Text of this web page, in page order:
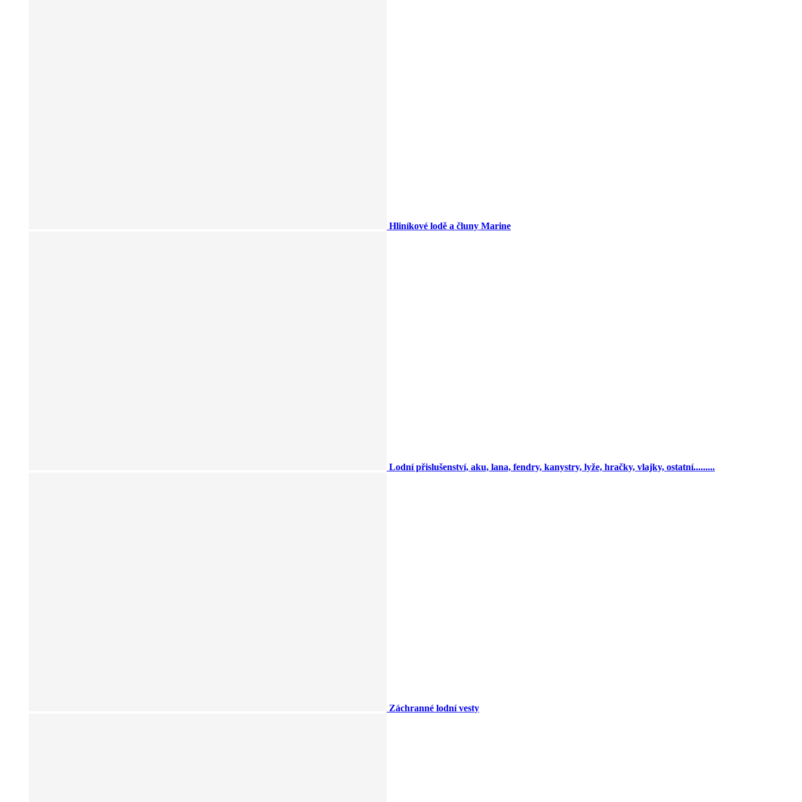
Hliníkové lodě a čluny Marine
Lodní přislušenství, aku, lana, fendry, kanystry, lyže, hračky, vlajky, ostatní.........
Záchranné lodní vesty